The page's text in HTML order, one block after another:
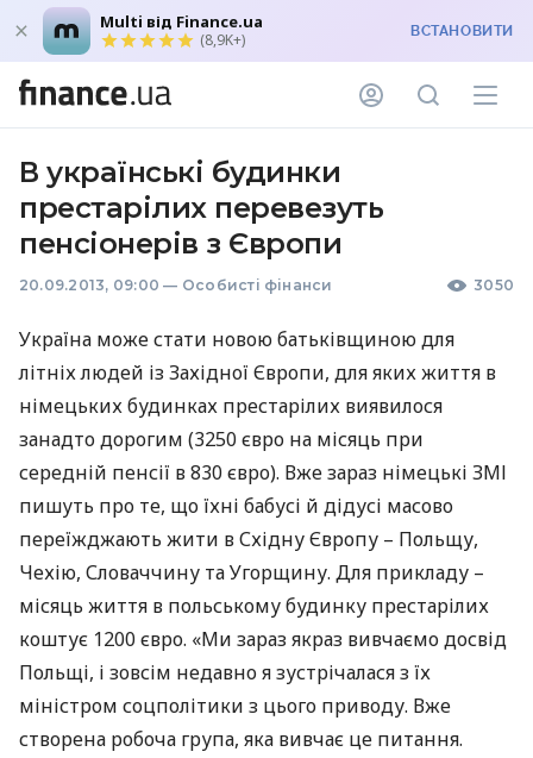
Multi від Finance.ua
(8,9K+) ВСТАНОВИТИ
В українські будинки
престарілих перевезуть
пенсіонерів з Європи
20.09.2013, 09:00 — Особисті фінанси 3050
Україна може стати новою батьківщиною для
літніх людей із Західної Європи, для яких життя в
німецьких будинках престарілих виявилося
занадто дорогим (3250 євро на місяць при
середній пенсії в 830 євро). Вже зараз німецькі ЗМІ
пишуть про те, що їхні бабусі й дідусі масово
переїжджають жити в Східну Європу – Польщу,
Чехію, Словаччину та Угорщину. Для прикладу –
місяць життя в польському будинку престарілих
коштує 1200 євро. «Ми зараз якраз вивчаємо досвід
Польщі, і зовсім недавно я зустрічалася з їх
міністром соцполітики з цього приводу. Вже
створена робоча група, яка вивчає це питання.